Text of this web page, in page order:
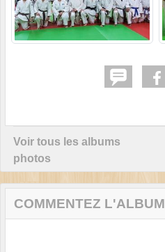
Voir tous les albums
photos
COMMENTEZ L'ALBUM